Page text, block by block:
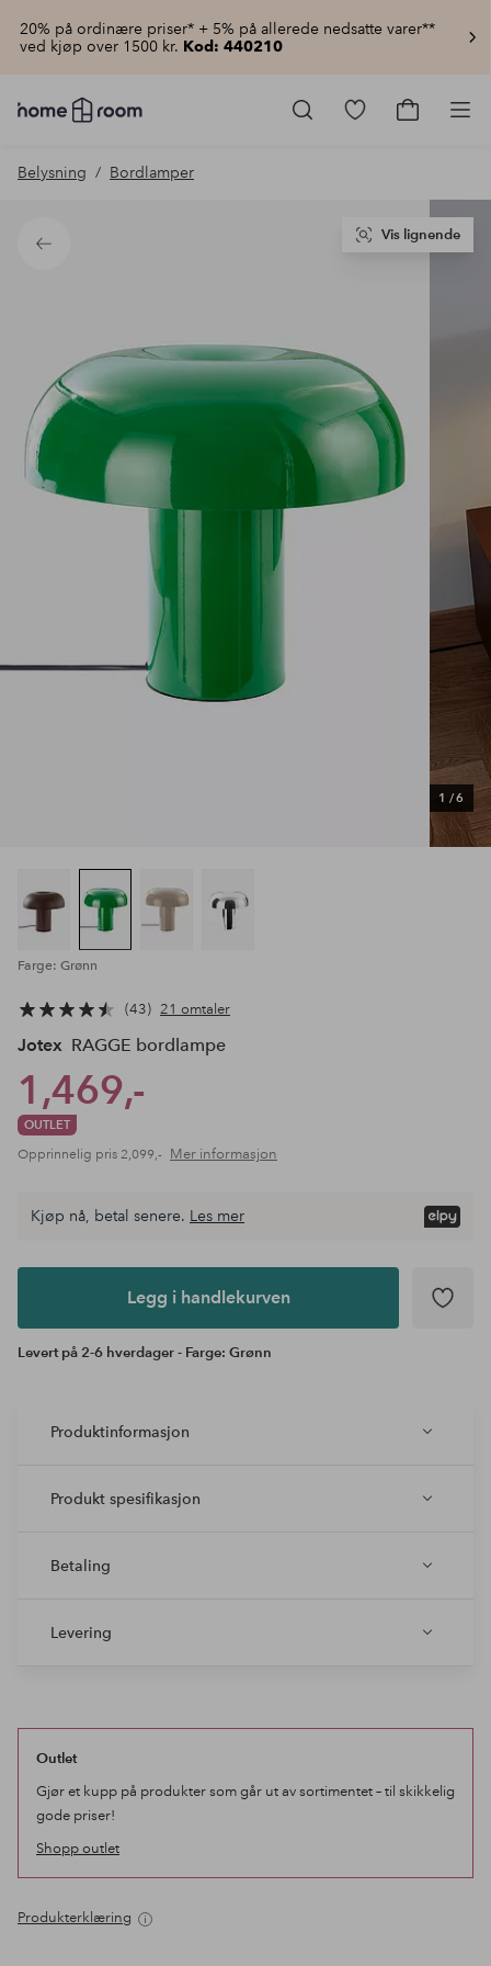
20% på ordinære priser* + 5% på allerede nedsatte varer**
ved kjøp over 1500 kr. Kod: 440210
Homeroom
–
hjemmet
pris
Gå
Gå
Belysning Bordlamper
Tilbake
1 /6
Vis lignende
Farge: Grønn
43 21 omtaler
Jotex RAGGE bordlampe
1,469,-
OUTLET
Opprinnelig pris 2,099,- Mer informasjon
Legg i
Kjøp nå, betal senere. Les mer
Legg i handlekurven
Levert på 2-6 hverdager - Farge: Grønn
Produktinformasjon
Produkt spesifikasjon
Betaling
Levering
Outlet
Gjør et kupp på produkter som går ut av sortimentet – til skikkelig
gode priser!
Shopp outlet
Produkterklæring